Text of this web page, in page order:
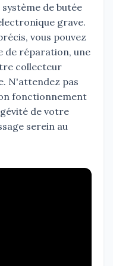
de butée
grave.
vous pouvez
de réparation, une
collecteur
N'attendez pas
fonctionnement
de votre
serein au